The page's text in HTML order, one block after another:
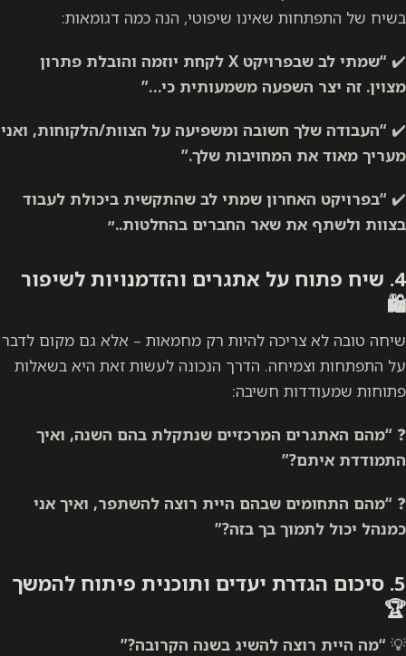
בשיח של התפתחות שאינו שיפוטי, הנה כמה דגומאות:
✔️
“שמתי לב שבפרויקט X לקחת יוזמה והובלת פתרון
מצוין. זה יצר השפעה משמעותית כי…”
✔️ “העבודה שלך חשובה ומשפיעה על הצוות/הלקוחות, ואני
מעריך מאוד את המחויבות שלך.”
✔️ “בפרויקט האחרון שמתי לב שהתקשית ביכולת לעבוד
בצוות ולשתף את שאר החברים בהחלטות..״
4. שיח פתוח על אתגרים והזדמנויות לשיפור
🛍️
שיחה טובה לא צריכה להיות רק מחמאות – אלא גם מקום לדבר
על התפתחות וצמיחה. הדרך הנכונה לעשות זאת היא בשאלות
פתוחות שמעודדות חשיבה:
❓ “מהם האתגרים המרכזיים שנתקלת בהם השנה, ואיך
התמודדת איתם?”
❓ “מהם התחומים שבהם היית רוצה להשתפר, ואיך אני
כמנהל יכול לתמוך בך בזה?”
5. סיכום הגדרת יעדים ותוכנית פיתוח להמשך
🏆
💡 “מה היית רוצה להשיג בשנה הקרובה?”